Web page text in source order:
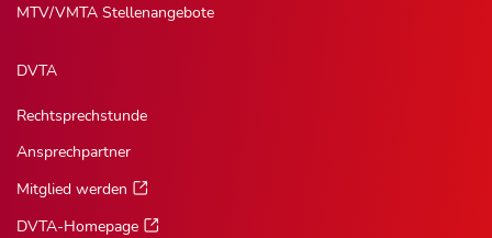
MTV/VMTA Stellenangebote
DVTA
Rechtsprechstunde
Ansprechpartner
Mitglied werden
DVTA-Homepage